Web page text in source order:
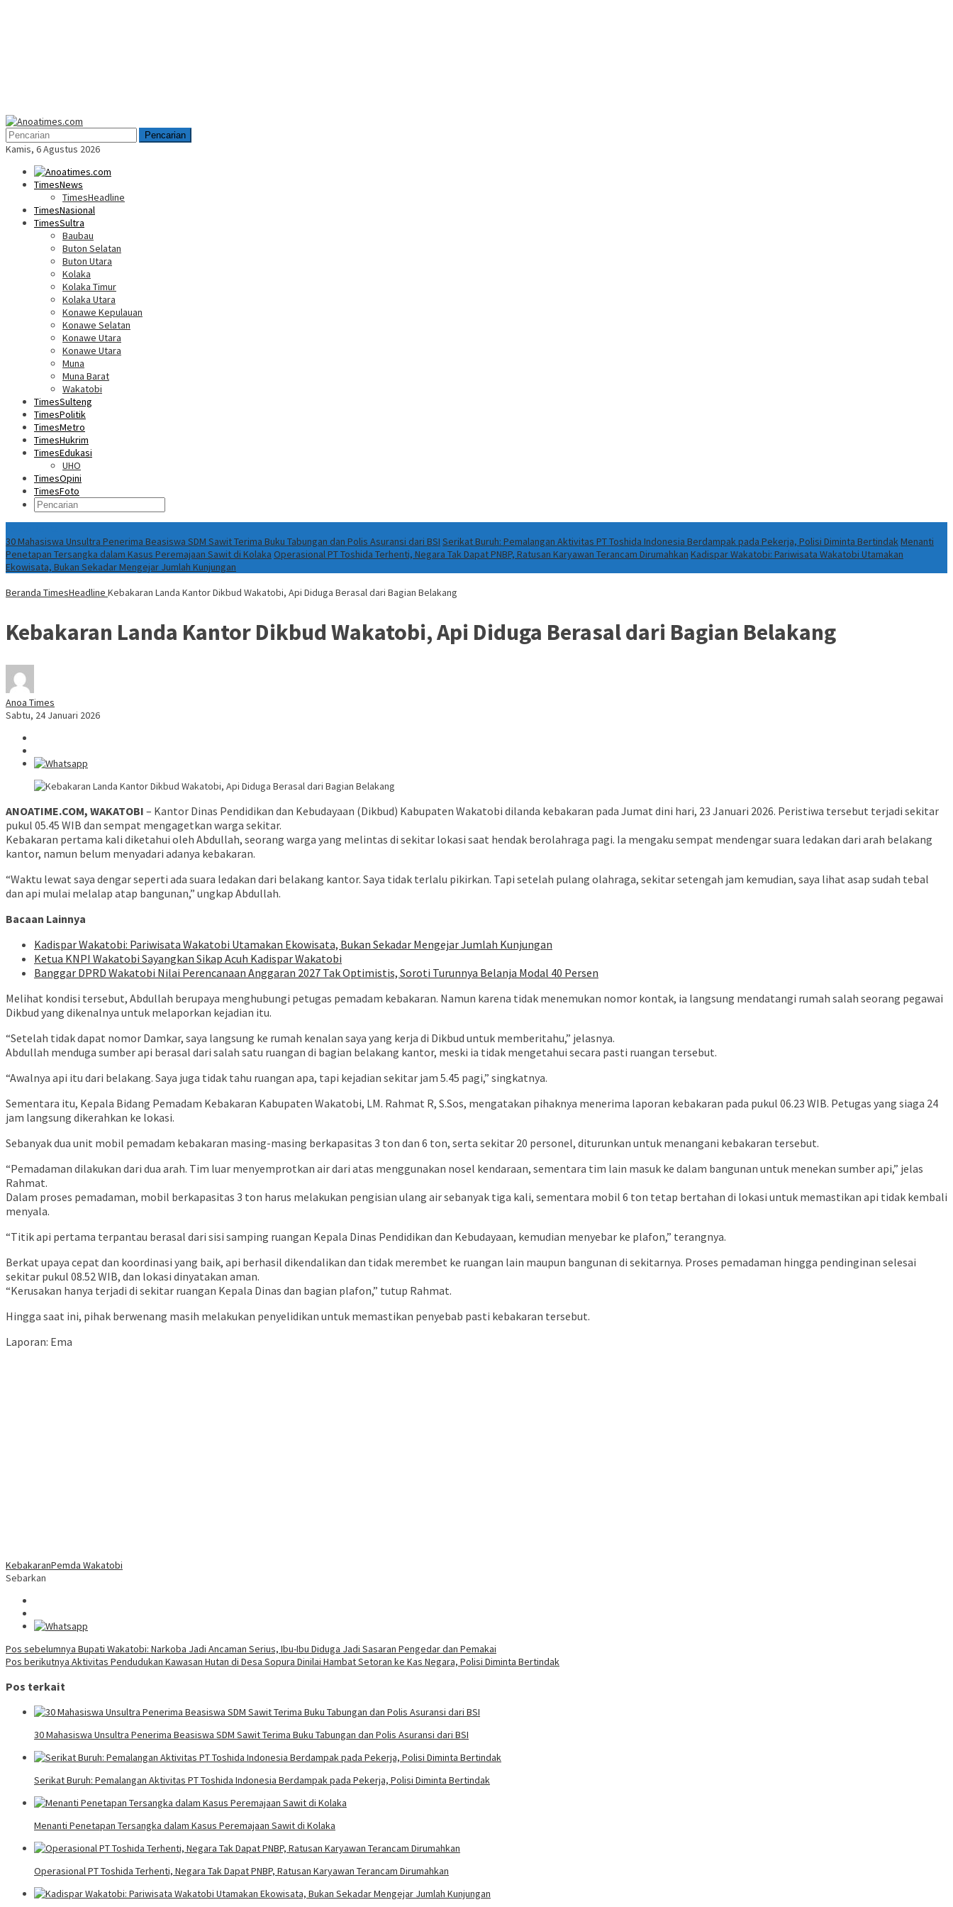
Menu
Mobile
Pencarian
Kamis, 6 Agustus 2026
TimesNews
TimesHeadline
TimesNasional
TimesSultra
Baubau
Buton Selatan
Buton Utara
Kolaka
Kolaka Timur
Kolaka Utara
Konawe Kepulauan
Konawe Selatan
Konawe Utara
Konawe Utara
Muna
Muna Barat
Wakatobi
TimesSulteng
TimesPolitik
TimesMetro
TimesHukrim
TimesEdukasi
UHO
TimesOpini
TimesFoto
30 Mahasiswa Unsultra Penerima Beasiswa SDM Sawit Terima Buku Tabungan dan Polis Asuransi dari BSI Serikat Buruh: Pemalangan Aktivitas PT Toshida Indonesia Berdampak pada Pekerja, Polisi Diminta BertindakMenanti
Penetapan Tersangka dalam Kasus Peremajaan Sawit di Kolaka Operasional PT Toshida Terhenti, Negara Tak Dapat PNBP, Ratusan Karyawan Terancam Dirumahkan Kadispar Wakatobi: Pariwisata Wakatobi Utamakan
Ekowisata, Bukan Sekadar Mengejar Jumlah Kunjungan
Beranda TimesHeadline Kebakaran Landa Kantor Dikbud Wakatobi, Api Diduga Berasal dari Bagian Belakang
Kebakaran Landa Kantor Dikbud Wakatobi, Api Diduga Berasal dari Bagian Belakang
Anoa Times
Sabtu, 24 Januari 2026
ANOATIME.COM, WAKATOBI – Kantor Dinas Pendidikan dan Kebudayaan (Dikbud) Kabupaten Wakatobi dilanda kebakaran pada Jumat dini hari, 23 Januari 2026. Peristiwa tersebut terjadi sekitar
pukul 05.45 WIB dan sempat mengagetkan warga sekitar.
Kebakaran pertama kali diketahui oleh Abdullah, seorang warga yang melintas di sekitar lokasi saat hendak berolahraga pagi. Ia mengaku sempat mendengar suara ledakan dari arah belakang
kantor, namun belum menyadari adanya kebakaran.
“Waktu lewat saya dengar seperti ada suara ledakan dari belakang kantor. Saya tidak terlalu pikirkan. Tapi setelah pulang olahraga, sekitar setengah jam kemudian, saya lihat asap sudah tebal
dan api mulai melalap atap bangunan,” ungkap Abdullah.
Bacaan Lainnya
Kadispar Wakatobi: Pariwisata Wakatobi Utamakan Ekowisata, Bukan Sekadar Mengejar Jumlah Kunjungan
Ketua KNPI Wakatobi Sayangkan Sikap Acuh Kadispar Wakatobi
Banggar DPRD Wakatobi Nilai Perencanaan Anggaran 2027 Tak Optimistis, Soroti Turunnya Belanja Modal 40 Persen
Melihat kondisi tersebut, Abdullah berupaya menghubungi petugas pemadam kebakaran. Namun karena tidak menemukan nomor kontak, ia langsung mendatangi rumah salah seorang pegawai
Dikbud yang dikenalnya untuk melaporkan kejadian itu.
“Setelah tidak dapat nomor Damkar, saya langsung ke rumah kenalan saya yang kerja di Dikbud untuk memberitahu,” jelasnya.
Abdullah menduga sumber api berasal dari salah satu ruangan di bagian belakang kantor, meski ia tidak mengetahui secara pasti ruangan tersebut.
“Awalnya api itu dari belakang. Saya juga tidak tahu ruangan apa, tapi kejadian sekitar jam 5.45 pagi,” singkatnya.
Sementara itu, Kepala Bidang Pemadam Kebakaran Kabupaten Wakatobi, LM. Rahmat R, S.Sos, mengatakan pihaknya menerima laporan kebakaran pada pukul 06.23 WIB. Petugas yang siaga 24
jam langsung dikerahkan ke lokasi.
Sebanyak dua unit mobil pemadam kebakaran masing-masing berkapasitas 3 ton dan 6 ton, serta sekitar 20 personel, diturunkan untuk menangani kebakaran tersebut.
“Pemadaman dilakukan dari dua arah. Tim luar menyemprotkan air dari atas menggunakan nosel kendaraan, sementara tim lain masuk ke dalam bangunan untuk menekan sumber api,” jelas
Rahmat.
Dalam proses pemadaman, mobil berkapasitas 3 ton harus melakukan pengisian ulang air sebanyak tiga kali, sementara mobil 6 ton tetap bertahan di lokasi untuk memastikan api tidak kembali
menyala.
“Titik api pertama terpantau berasal dari sisi samping ruangan Kepala Dinas Pendidikan dan Kebudayaan, kemudian menyebar ke plafon,” terangnya.
Berkat upaya cepat dan koordinasi yang baik, api berhasil dikendalikan dan tidak merembet ke ruangan lain maupun bangunan di sekitarnya. Proses pemadaman hingga pendinginan selesai
sekitar pukul 08.52 WIB, dan lokasi dinyatakan aman.
“Kerusakan hanya terjadi di sekitar ruangan Kepala Dinas dan bagian plafon,” tutup Rahmat.
Hingga saat ini, pihak berwenang masih melakukan penyelidikan untuk memastikan penyebab pasti kebakaran tersebut.
Laporan: Ema
KebakaranPemda Wakatobi
Sebarkan
Navigasi
pos
Pos sebelumnya Bupati Wakatobi: Narkoba Jadi Ancaman Serius, Ibu-Ibu Diduga Jadi Sasaran Pengedar dan Pemakai
Pos berikutnya Aktivitas Pendudukan Kawasan Hutan di Desa Sopura Dinilai Hambat Setoran ke Kas Negara, Polisi Diminta Bertindak
Pos terkait
30 Mahasiswa Unsultra Penerima Beasiswa SDM Sawit Terima Buku Tabungan dan Polis Asuransi dari BSI
Serikat Buruh: Pemalangan Aktivitas PT Toshida Indonesia Berdampak pada Pekerja, Polisi Diminta Bertindak
Menanti Penetapan Tersangka dalam Kasus Peremajaan Sawit di Kolaka
Operasional PT Toshida Terhenti, Negara Tak Dapat PNBP, Ratusan Karyawan Terancam Dirumahkan